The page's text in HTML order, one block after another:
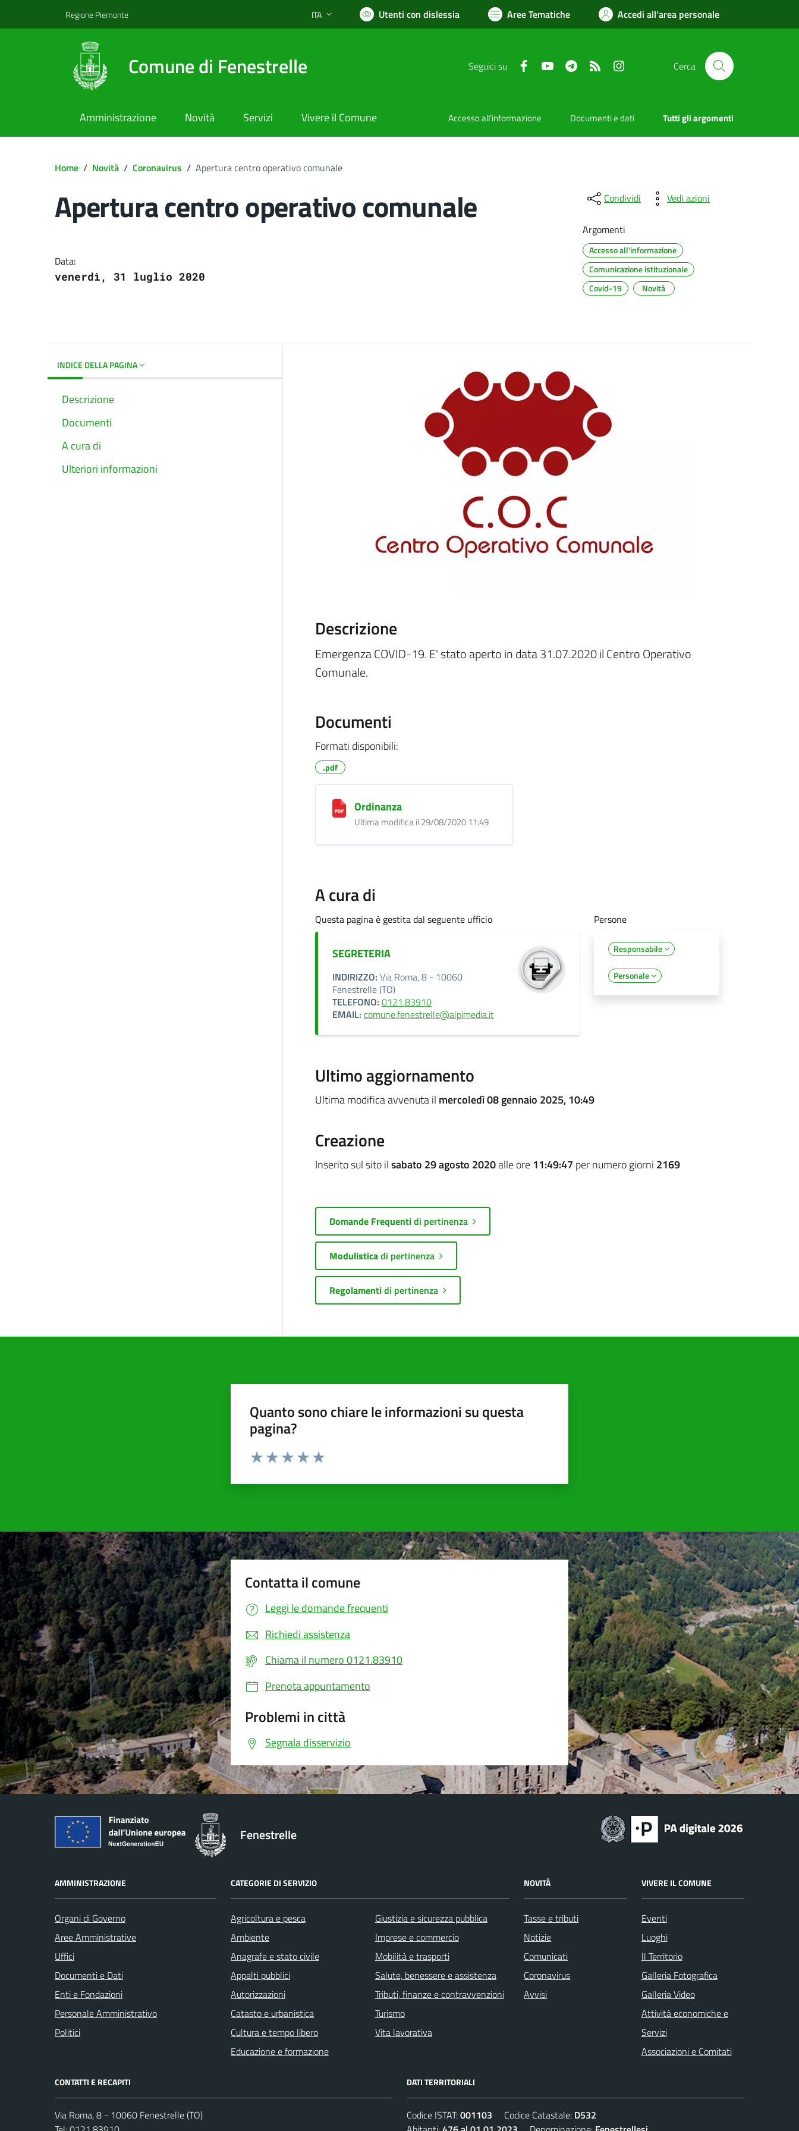
Regione Piemonte Lingua attiva:
ITA Utenti con dislessia Aree Tematiche Accedi all'area personale
Comune di Fenestrelle Seguici su FacebookYouTube TelegramRSS Cerca
Amministrazione Novità Servizi Vivere il Comune Accesso all'informazione Documenti e dati Tutti gli argomenti
Home / Novità / Coronavirus / Apertura centro operativo comunale
Apertura centro operativo comunale
Data:
venerdì, 31 luglio 2020
Condividi Vedi azioni
Argomenti
Accesso all'informazione
Comunicazione istituzionale
Covid-19
Novità
INDICE DELLA PAGINA
Descrizione
Documenti
A cura di
Ulteriori informazioni
Descrizione
Emergenza COVID-19. E' stato aperto in data 31.07.2020 il Centro Operativo
Comunale.
Documenti
Formati disponibili:
.pdf
Ordinanza
Ultima modifica il 29/08/2020 11:49
A cura di
Questa pagina è gestita dal seguente ufficio
SEGRETERIA
INDIRIZZO: Via Roma, 8 - 10060
Fenestrelle (TO)
TELEFONO: 0121.83910
EMAIL: comune.fenestrelle@alpimedia.it
Persone
Responsabile
Personale
Ultimo aggiornamento
Ultima modifica avvenuta il mercoledì 08 gennaio 2025, 10:49
Creazione
Inserito sul sito ilsabato 29 agosto 2020alle ore11:49:47 per numero giorni 2169
Domande Frequentidi pertinenza
Modulisticadi pertinenza
Regolamentidi pertinenza
Quanto sono chiare le informazioni su questa
pagina?
Valuta da 1 a 5 stelle la pagina
Contatta il comune
Leggi le domande frequenti
Richiedi assistenza
Chiama il numero 0121.83910
Prenota appuntamento
Problemi in città
Segnala disservizio
Fenestrelle
AMMINISTRAZIONE
Organi di Governo
Aree Amministrative
Uffici
Documenti e Dati
Enti e Fondazioni
Personale Amministrativo
Politici
CATEGORIE DI SERVIZIO
Agricoltura e pesca
Ambiente
Anagrafe e stato civile
Appalti pubblici
Autorizzazioni
Catasto e urbanistica
Cultura e tempo libero
Educazione e formazione
Giustizia e sicurezza pubblica
Imprese e commercio
Mobilità e trasporti
Salute, benessere e assistenza
Tributi, finanze e contravvenzioni
Turismo
Vita lavorativa
NOVITÀ
Tasse e tributi
Notizie
Comunicati
Coronavirus
Avvisi
VIVERE IL COMUNE
Eventi
Luoghi
Il Territorio
Galleria Fotografica
Galleria Video
Attività economiche e
Servizi
Associazioni e Comitati
CONTATTI E RECAPITI
Via Roma, 8 - 10060 Fenestrelle (TO)
DATI TERRITORIALI
Codice ISTAT:001103 Codice Catastale: D532